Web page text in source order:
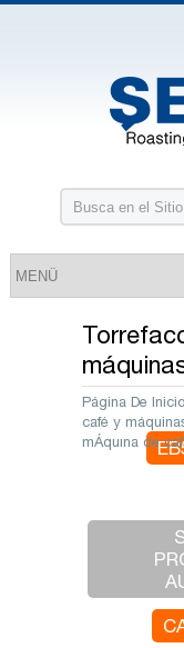
Página De Inicio
café y
mÁquına de